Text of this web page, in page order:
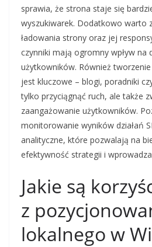
sprawia, że strona staje się
wyszukiwarek. Dodatkowo warto
ładowania strony oraz jej
czynniki mają ogromny wpływ na
użytkowników. Również
jest kluczowe – blogi, poradniki
tylko przyciągnąć ruch, ale także
zaangażowanie użytkowników.
monitorowanie wyników działań
analityczne, które pozwalają na
efektywność strategii i
Jakie są
z
lokalnego w